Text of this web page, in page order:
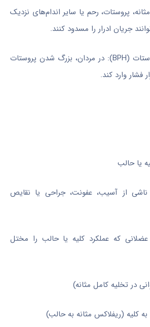
پروستات، رحم یا سایر اندام‌های نزدیک
جریان ادرار را مسدود کنند.
• بزرگی خوش‌خیم پروستات (BPH): در مردان، بزرگ شدن پروستات
فشار وارد کند.
یا حالب
ناشی از آسیب، عفونت، جراحی یا نقایص
که عملکرد کلیه یا حالب را مختل
در تخلیه کامل مثانه)
به کلیه (ریفلاکس مثانه به حالب)